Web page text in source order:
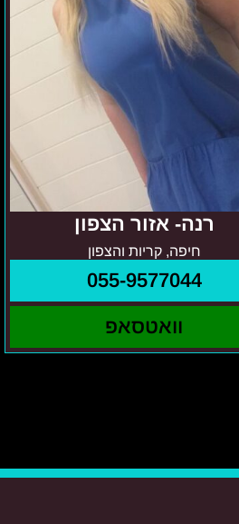
רנה- אזור הצפון
חיפה, קריות והצפון
055-9577044
וואטסאפ